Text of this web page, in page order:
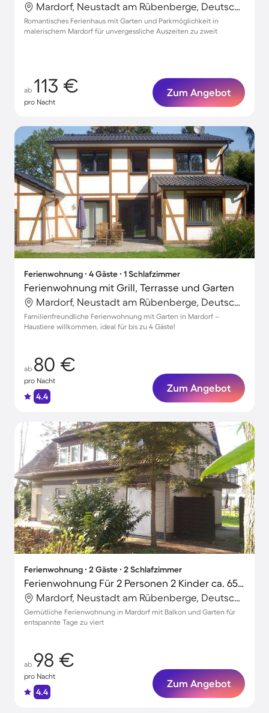
Mardorf, Neustadt am Rübenberge, Deutschland
Romantisches Ferienhaus mit Garten und Parkmöglichkeit in
malerischem Mardorf für unvergessliche Auszeiten zu zweit
ab 113 €
pro Nacht
Zum Angebot
Ferienwohnung ∙ 4 Gäste ∙ 1 Schlafzimmer
Ferienwohnung mit Grill, Terrasse und Garten
Mardorf, Neustadt am Rübenberge, Deutschland
Familienfreundliche Ferienwohnung mit Garten in Mardorf –
Haustiere willkommen, ideal für bis zu 4 Gäste!
ab 80 €
pro Nacht
4.4
Zum Angebot
Ferienwohnung ∙ 2 Gäste ∙ 2 Schlafzimmer
Ferienwohnung Für 2 Personen 2 Kinder ca. 65 m² in Mar
Mardorf, Neustadt am Rübenberge, Deutschland
Gemütliche Ferienwohnung in Mardorf mit Balkon und Garten für
entspannte Tage zu viert
ab 98 €
pro Nacht
4.4
Zum Angebot